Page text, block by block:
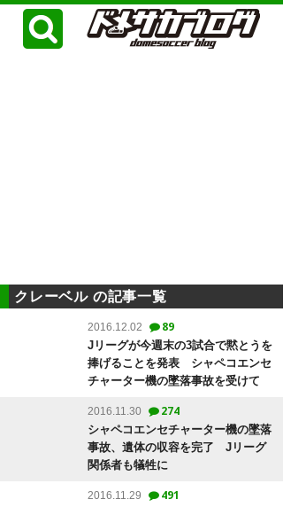
クレーベル の記事一覧
2016.12.02 89
Jリーグが今週末の3試合で黙とうを
捧げることを発表 シャペコエンセ
チャーター機の墜落事故を受けて
2016.11.30 274
シャペコエンセチャーター機の墜落
事故、遺体の収容を完了 Jリーグ
関係者も犠牲に
2016.11.29 491